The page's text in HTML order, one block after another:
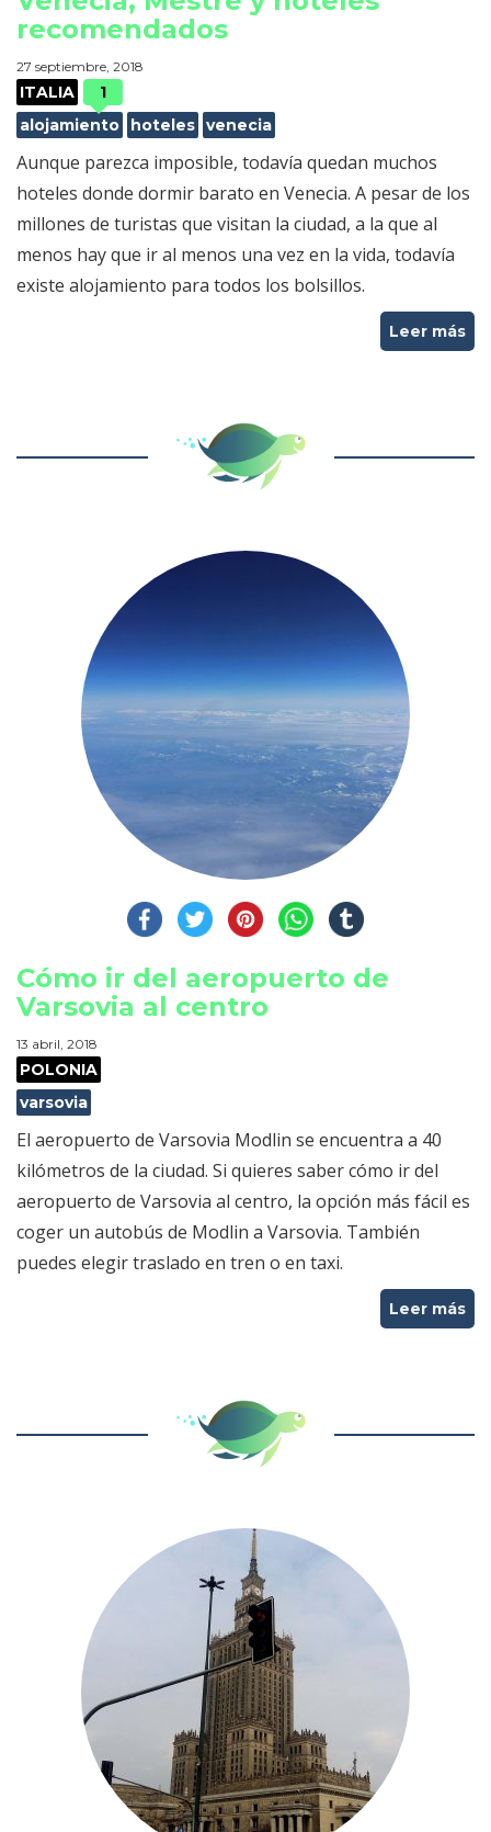
recomendados
27 septiembre, 2018
ITALIA
1
alojamiento
hoteles venecia
Aunque parezca imposible, todavía quedan muchos
hoteles donde dormir barato en Venecia. A pesar de los
millones de turistas que visitan la ciudad, a la que al
menos hay que ir al menos una vez en la vida, todavía
existe alojamiento para todos los bolsillos.
Leer más
Cómo ir del aeropuerto de
Varsovia al centro
13 abril, 2018
POLONIA
varsovia
El aeropuerto de Varsovia Modlin se encuentra a 40
kilómetros de la ciudad. Si quieres saber cómo ir del
aeropuerto de Varsovia al centro, la opción más fácil es
coger un autobús de Modlin a Varsovia. También
puedes elegir traslado en tren o en taxi.
Leer más